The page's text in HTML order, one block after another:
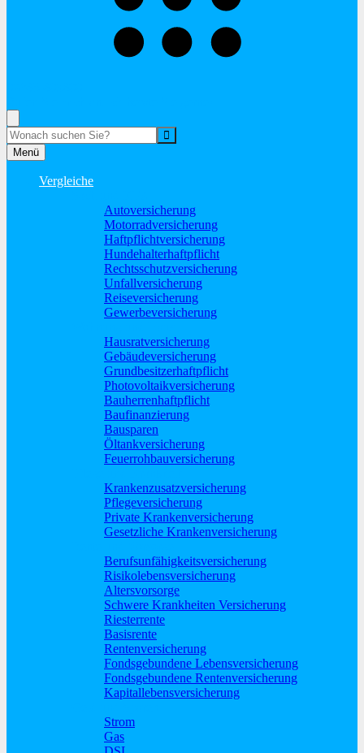
Menü
Vergleiche
Autoversicherung
Motorradversicherung
Haftpflichtversicherung
Hundehalterhaftpflicht
Rechtsschutzversicherung
Unfallversicherung
Reiseversicherung
Gewerbeversicherung
Hausratversicherung
Gebäudeversicherung
Grundbesitzerhaftpflicht
Photovoltaikversicherung
Bauherrenhaftpflicht
Baufinanzierung
Bausparen
Öltankversicherung
Feuerrohbauversicherung
Krankenzusatzversicherung
Pflegeversicherung
Private Krankenversicherung
Gesetzliche Krankenversicherung
Berufs­unfähigkeitsversicherung
Risikolebensversicherung
Altersvorsorge
Schwere Krankheiten Versicherung
Riesterrente
Basisrente
Rentenversicherung
Fondsgebundene Lebensversicherung
Fondsgebundene Rentenversicherung
Kapitallebensversicherung
Strom
Gas